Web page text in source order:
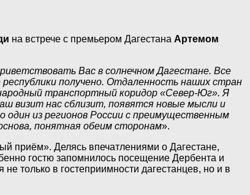
на встрече с премьером Дагестана Артемом
Вас в солнечном Дагестане. Все
получено. Отдаленность наших стран
транспортный коридор «Север-Юг». Я
визит нас сблизит, появятся новые мысли и
из регионов России с преимущественным
понятная обеим сторонам».
приём». Делясь впечатлениями о Дагестане,
гостю запомнилось посещение Дербента и
только в гостеприимности дагестанцев, но и в